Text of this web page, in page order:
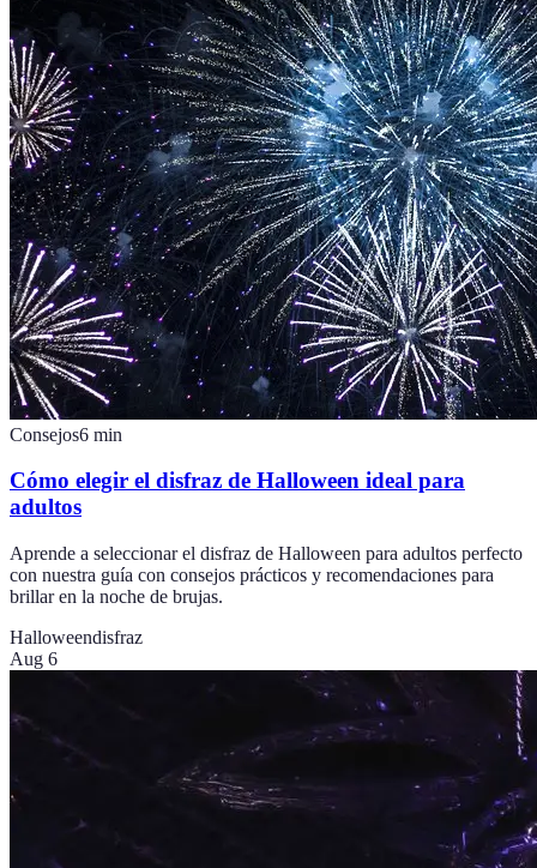
Consejos6 min
Cómo elegir el disfraz de Halloween ideal para
adultos
Aprende a seleccionar el disfraz de Halloween para adultos perfecto
con nuestra guía con consejos prácticos y recomendaciones para
brillar en la noche de brujas.
Halloweendisfraz
Aug 6